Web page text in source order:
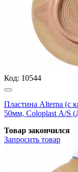
Код: 10544
Пластина Alterna (с
50мм, Coloplast А/
Товар закончился
Запросить товар